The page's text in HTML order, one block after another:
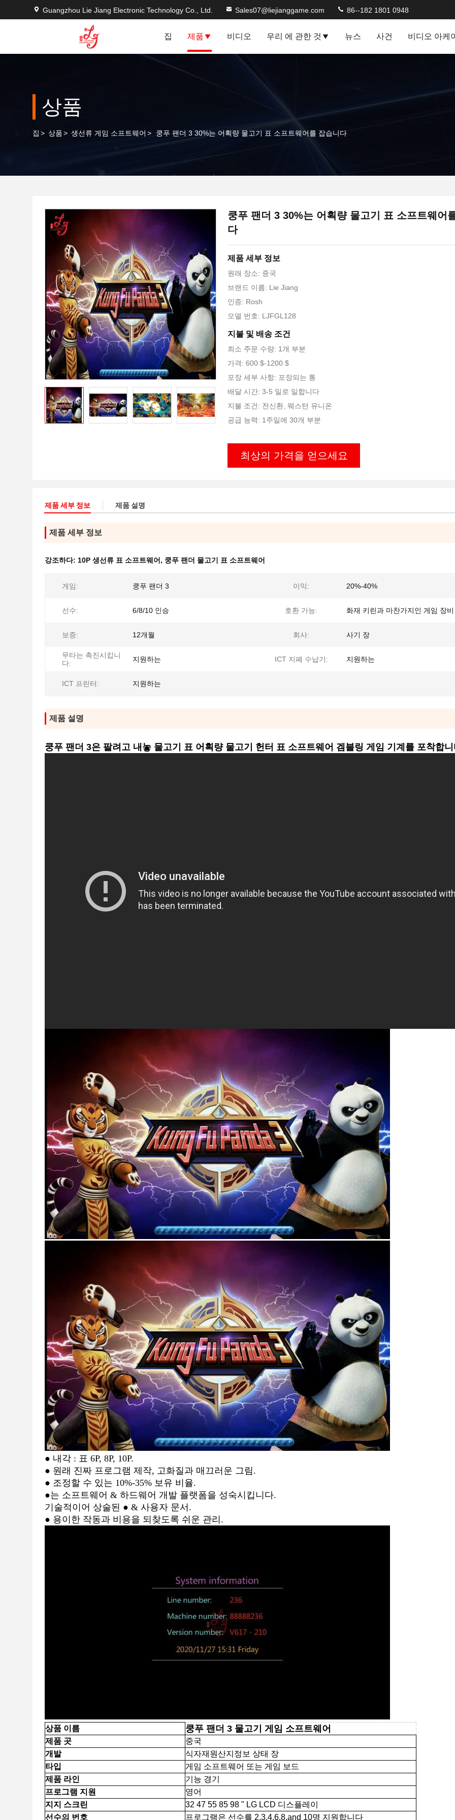
Guangzhou Lie Jiang Electronic Technology Co., Ltd. Sales07@liejianggame.com 86--182 1801 0948
집 제품 비디오 우리 에 관한 것 뉴스 사건 비디오 아케
상품
집 > 상품> 생선류 게임 소프트웨어 > 쿵푸 팬더 3 30%는 어획량 물고기 표 소프트웨어를 잡습니다
쿵푸 팬더 3 30%는 어획량 물고기 표 소프트웨어
다
제품 세부 정보
원래 장소: 중국
브랜드 이름: Lie Jiang
인증: Rosh
모델 번호: LJFGL128
지불 및 배송 조건
최소 주문 수량: 1개 부분
가격: 600 $-1200 $
포장 세부 사항: 포장되는 통
배달 시간: 3-5 일로 일합니다
지불 조건: 전신환, 웨스턴 유니온
공급 능력: 1주일에 30개 부분
최상의 가격을 얻으세요
제품 세부 정보 제품 설명
제품 세부 정보
강조하다: 10P 생선류 표 소프트웨어 , 쿵푸 팬더 물고기 표 소프트웨어
게임: 쿵푸 팬더 3 이익: 20%-40%
선수: 6/8/10 인승 호환 가능: 화재 키린과 마찬가지인 게임 장비
보증: 12개월 회사: 사기 장
무타는 촉진시킵니
다:
지원하는 ICT 지폐 수납기: 지원하는
ICT 프린터: 지원하는
제품 설명
쿵푸 팬더 3은 팔려고 내놓 물고기 표 어획량 물고기 헌터 표 소프트웨어 겜블링 게임 기계를 포착합
● 내각 : 표 6P, 8P, 10P.
● 원래 진짜 프로그램 제작, 고화질과 매끄러운 그림.
● 조정할 수 있는 10%-35% 보유 비율.
●는 소프트웨어 & 하드웨어 개발 플랫폼을 성숙시킵니다.
기술적이어 상술된 ● & 사용자 문서.
● 용이한 작동과 비용을 되찾도록 쉬운 관리.
상품 이름 쿵푸 팬더 3 물고기 게임 소프트웨어
제품 곳
중국
개발
식자재원산지정보 상태 장
타입
게임 소프트웨어 또는 게임 보드
제품 라인
기능 경기
프로그램 지원
영어
지지 스크린
32 47 55 85 98 " LG LCD 디스플레이
선수의 번호
프로그램은 선수를 2.3.4.6.8.and 10명 지원합니다